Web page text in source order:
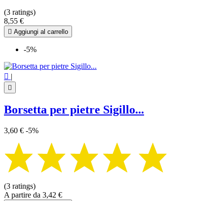
(3 ratings)
8,55 €
 Aggiungi al carrello
-5%


Borsetta per pietre Sigillo...
3,60 € -5%
(3 ratings)
A partire da 3,42 €